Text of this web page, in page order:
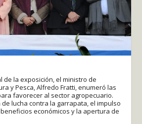
de la exposición, el ministro de
y Pesca, Alfredo Fratti, enumeró las
favorecer al sector agropecuario.
lucha contra la garrapata, el impulso
económicos y la apertura de